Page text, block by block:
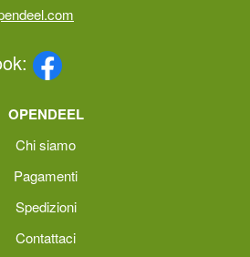
OPENDEEL
Chi siamo
Pagamenti
Spedizioni
Contattaci